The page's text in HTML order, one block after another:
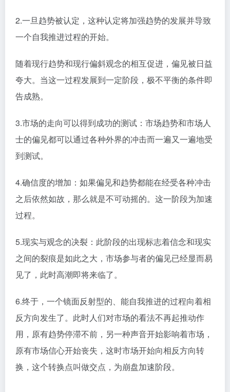
2.一旦趋势被认定，这种认定将加强趋势的发展并导致
一个自我推进过程的开始。
随着现行趋势和现行偏斜观念的相互促进，偏见被日益
夸大。当这一过程发展到一定阶段，极不平衡的条件即
告成熟。
3.市场的走向可以得到成功的测试：市场趋势和市场人
士的偏见都可以通过各种外界的冲击而一遍又一遍地受
到测试。
4.确信度的增加：如果偏见和趋势都能在经受各种冲击
之后依然如故，那么就是不可动摇的。这一阶段为加速
过程。
5.现实与观念的决裂：此阶段的出现标志着信念和现实
之间的裂痕是如此之大，市场参与者的偏见已经显而易
见了，此时高潮即将来临了。
6.终于，一个镜面反射型的、能自我推进的过程向着相
反方向发生了。此时人们对市场的看法不再起推动作
用，原有趋势停滞不前，另一种声音开始影响着市场，
原有市场信心开始丧失，这时市场开始向相反方向转
换，这个转换点叫做交点，为崩盘加速阶段。